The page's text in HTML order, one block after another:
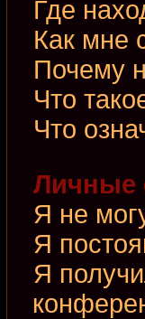
Где
Как мне
Почему
Что
Что
Личные
Я не
Я
Я